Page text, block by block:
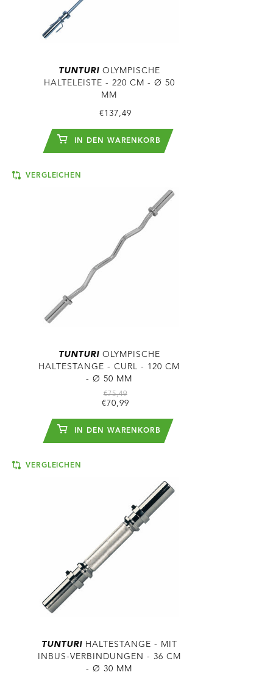
TUNTURIOLYMPISCHE
HALTELEISTE - 220 CM - Ø 50
MM
€137,49
IN DEN WARENKORB
VERGLEICHEN
TUNTURIOLYMPISCHE
HALTESTANGE - CURL - 120 CM
- Ø 50 MM
€75,49
€70,99
IN DEN WARENKORB
VERGLEICHEN
TUNTURIHALTESTANGE - MIT
INBUS-VERBINDUNGEN - 36 CM
- Ø 30 MM